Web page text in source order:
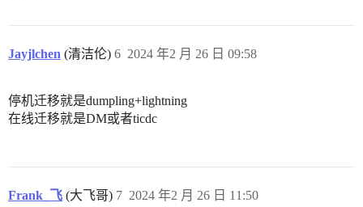
Jayjlchen (清洁伦) 2024 年2 月 26 日 09:58
6
停机迁移就是dumpling+lightning
在线迁移就是DM或者ticdc
Frank_飞 (大飞哥) 2024 年2 月 26 日 11:50
7